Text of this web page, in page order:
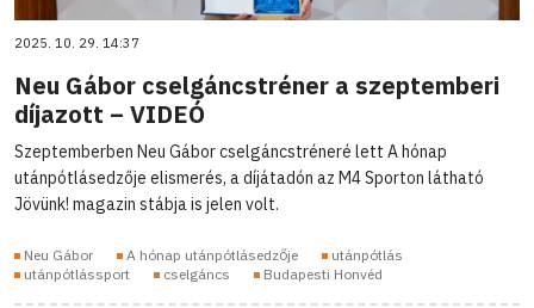
2025. 10. 29. 14:37
Neu Gábor cselgáncstréner a szeptemberi
díjazott – VIDEÓ
Szeptemberben Neu Gábor cselgáncstréneré lett A hónap
utánpótlásedzője elismerés, a díjátadón az M4 Sporton látható
Jövünk! magazin stábja is jelen volt.
Neu Gábor A hónap utánpótlásedzője
utánpótlás
utánpótlássport
cselgáncs Budapesti Honvéd